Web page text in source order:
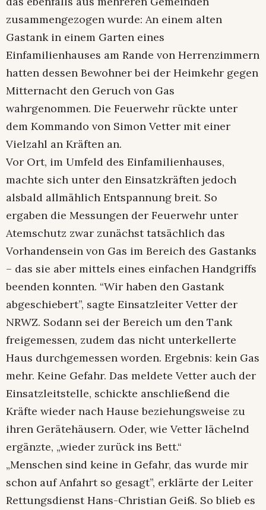
zusammengezogen wurde: An einem alten
Gastank in einem Garten eines
Einfamilienhauses am Rande von Herrenzimmern
hatten dessen Bewohner bei der Heimkehr gegen
Mitternacht den Geruch von Gas
wahrgenommen. Die Feuerwehr rückte unter
dem Kommando von Simon Vetter mit einer
Vielzahl an Kräften an.
Vor Ort, im Umfeld des Einfamilienhauses,
machte sich unter den Einsatzkräften jedoch
alsbald allmählich Entspannung breit. So
ergaben die Messungen der Feuerwehr unter
Atemschutz zwar zunächst tatsächlich das
Vorhandensein von Gas im Bereich des Gastanks
– das sie aber mittels eines einfachen Handgriffs
beenden konnten. “Wir haben den Gastank
abgeschiebert”, sagte Einsatzleiter Vetter der
NRWZ. Sodann sei der Bereich um den Tank
freigemessen, zudem das nicht unterkellerte
Haus durchgemessen worden. Ergebnis: kein Gas
mehr. Keine Gefahr. Das meldete Vetter auch der
Einsatzleitstelle, schickte anschließend die
Kräfte wieder nach Hause beziehungsweise zu
ihren Gerätehäusern. Oder, wie Vetter lächelnd
ergänzte, „wieder zurück ins Bett.“
„Menschen sind keine in Gefahr, das wurde mir
schon auf Anfahrt so gesagt”, erklärte der Leiter
Rettungsdienst Hans-Christian Geiß. So blieb es